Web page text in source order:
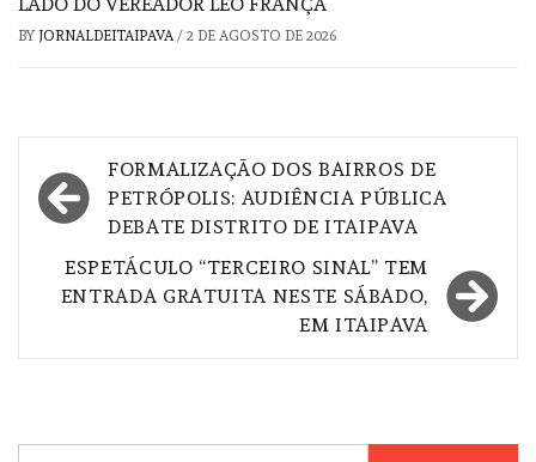
LADO DO VEREADOR LÉO FRANÇA
BY JORNALDEITAIPAVA/ 2 DE AGOSTO DE 2026
Navegação
de
FORMALIZAÇÃO DOS BAIRROS DE
PETRÓPOLIS: AUDIÊNCIA PÚBLICA
DEBATE DISTRITO DE ITAIPAVA
ESPETÁCULO “TERCEIRO SINAL” TEM
ENTRADA GRATUITA NESTE SÁBADO,
EM ITAIPAVA